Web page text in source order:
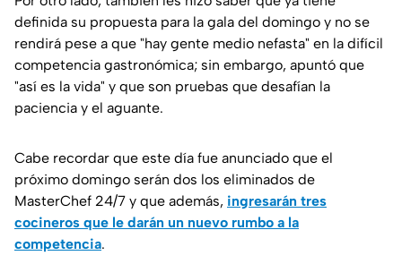
definida su propuesta para la gala del domingo y no se
rendirá pese a que "hay gente medio nefasta" en la difícil
competencia gastronómica; sin embargo, apuntó que
"así es la vida" y que son pruebas que desafían la
paciencia y el aguante.
Cabe recordar que este día fue anunciado que el
próximo domingo serán dos los eliminados de
MasterChef 24/7 y que además, ingresarán tres
cocineros que le darán un nuevo rumbo a la
competencia.